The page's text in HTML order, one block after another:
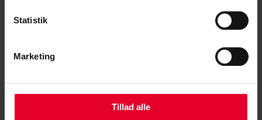
Statistik
Marketing
Tillad alle